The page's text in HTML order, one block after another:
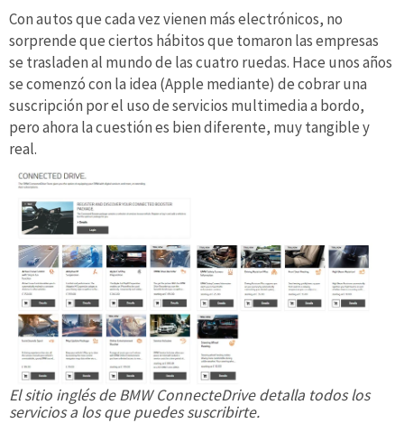
Con autos que cada vez vienen más electrónicos, no
sorprende que ciertos hábitos que tomaron las empresas
se trasladen al mundo de las cuatro ruedas. Hace unos años
se comenzó con la idea (Apple mediante) de cobrar una
suscripción por el uso de servicios multimedia a bordo,
pero ahora la cuestión es bien diferente, muy tangible y
real.
El sitio inglés de BMW ConnecteDrive detalla todos los
servicios a los que puedes suscribirte.